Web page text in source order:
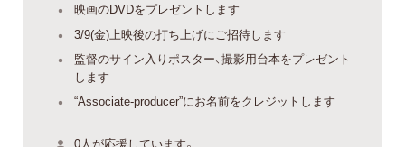
映画のDVDをプレゼントします
3/9(金)上映後の打ち上げにご招待します
監督のサイン入りポスター、撮影用台本をプレゼント
します
“Associate-producer”にお名前をクレジットします
0人が応援しています。